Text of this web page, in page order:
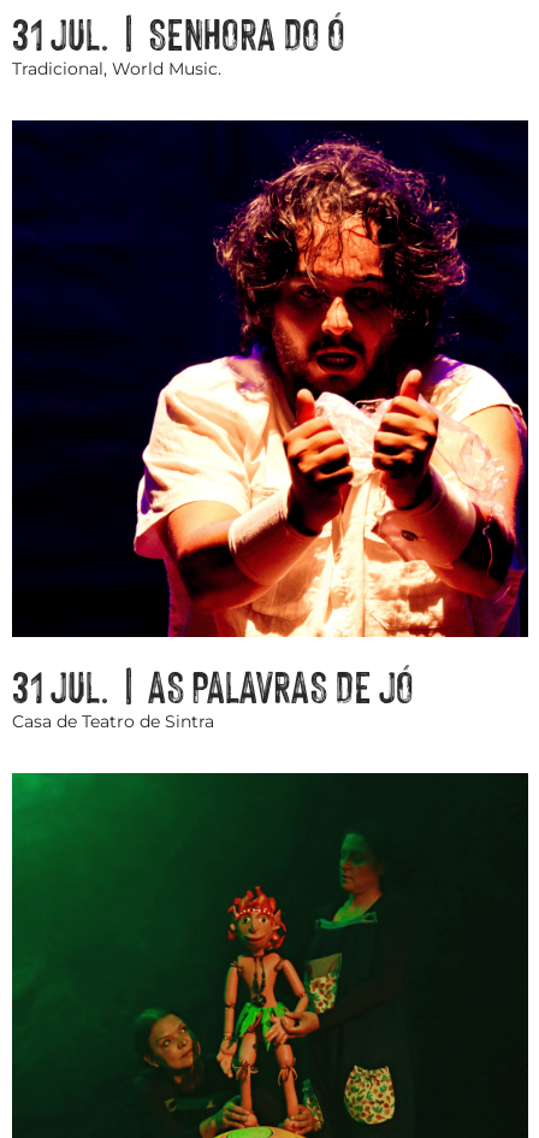
31 JUL. | SENHORA DO Ó
Tradicional, World Music.
31 JUL. | AS PALAVRAS DE JÓ
Casa de Teatro de Sintra